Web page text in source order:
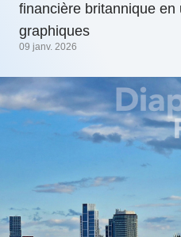
financière britannique en
graphiques
09 janv. 2026